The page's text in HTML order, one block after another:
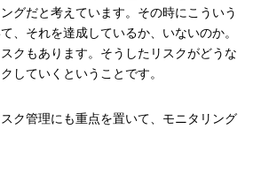
グだと考えています。その時にこういう
、それを達成しているか、いないのか。
クもあります。そうしたリスクがどうな
していくということです。
ク管理にも重点を置いて、モニタリング